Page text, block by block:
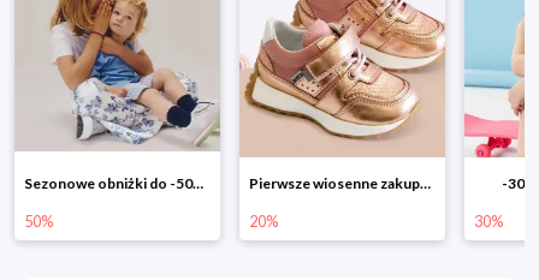
Pierwsze wiosenne zakupy -20%
20%
-30% na wszystko!!
30%
-40%
40%